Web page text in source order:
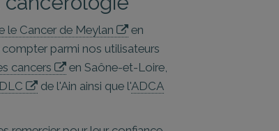
le Cancer de Meylan
en
parmi nos utilisateurs
cancers
en Saône-et-Loire,
de l'Ain ainsi que l'ADCA